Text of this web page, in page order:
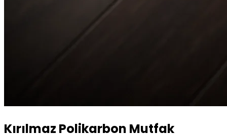
Kırılmaz Polikarbon Mutfak